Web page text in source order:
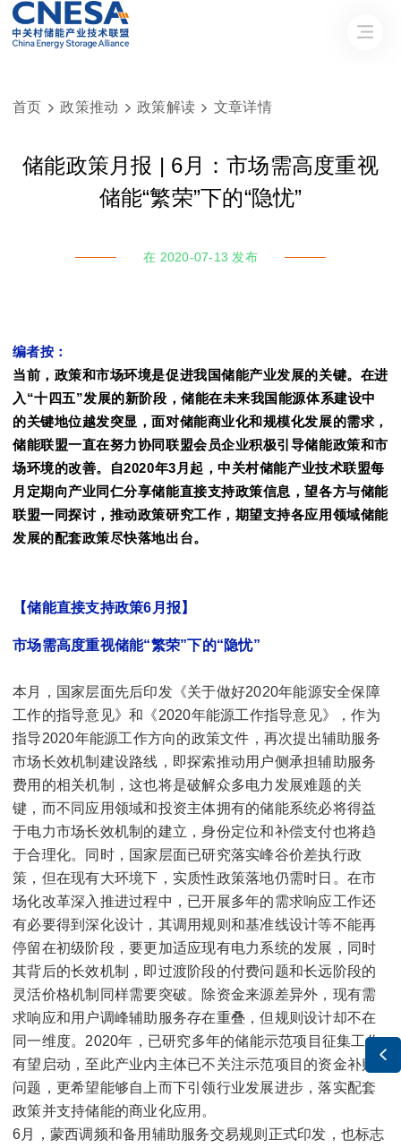

首页  政策推动  政策解读  文章详情
储能政策月报 | 6月：市场需高度重视
储能“繁荣”下的“隐忧”
在 2020-07-13 发布
编者按：
当前，政策和市场环境是促进我国储能产业发展的关键。在进
入“十四五”发展的新阶段，储能在未来我国能源体系建设中
的关键地位越发突显，面对储能商业化和规模化发展的需求，
储能联盟一直在努力协同联盟会员企业积极引导储能政策和市
场环境的改善。自2020年3月起，中关村储能产业技术联盟每
月定期向产业同仁分享储能直接支持政策信息，望各方与储能
联盟一同探讨，推动政策研究工作，期望支持各应用领域储能
发展的配套政策尽快落地出台。
【储能直接支持政策6 月报】
市场需高度重视储能“繁荣”下的“隐忧”
本月，国家层面先后印发《关于做好2020年能源安全保障
工作的指导意见》和《2020年能源工作指导意见》，作为
指导2020年能源工作方向的政策文件，再次提出辅助服务
市场长效机制建设路线，即探索推动用户侧承担辅助服务
费用的相关机制，这也将是破解众多电力发展难题的关
键，而不同应用领域和投资主体拥有的储能系统必将得益
于电力市场长效机制的建立，身份定位和补偿支付也将趋
于合理化。同时，国家层面已研究落实峰谷价差执行政
策，但在现有大环境下，实质性政策落地仍需时日。在市
场化改革深入推进过程中，已开展多年的需求响应工作还
有必要得到深化设计，其调用规则和基准线设计等不能再
停留在初级阶段，要更加适应现有电力系统的发展，同时
其背后的长效机制，即过渡阶段的付费问题和长远阶段的
灵活价格机制同样需要突破。除资金来源差异外，现有需
求响应和用户调峰辅助服务存在重叠，但规则设计却不在
同一维度。2020年，已研究多年的储能示范项目征集工作
有望启动，至此产业内主体已不关注示范项目的资金补贴
问题，更希望能够自上而下引领行业发展进步，落实配套
政策并支持储能的商业化应用。
6月，蒙西调频和备用辅助服务交易规则正式印发，也标志